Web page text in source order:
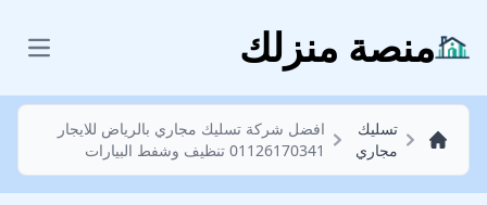
منصة منزلك
تسليك
مجاري
افضل شركة تسليك مجاري بالرياض للايجار
01126170341 تنظيف وشفط البيارات